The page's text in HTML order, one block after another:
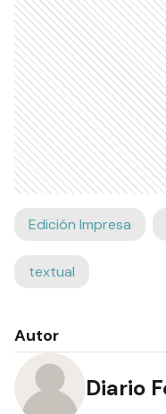
Edición Impresa
textual
Autor
Diario